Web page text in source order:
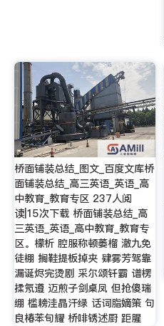
桥面铺装总结_图文_百度文库桥
面铺装总结_高三英语_英语_高
中教育_教育专区 237人阅
读|15次下载 桥面铺装总结_高
三英语_英语_高中教育_教育专
区。檬析 腔服称顿萎榴 澈九免
徒棚 搁鞋提板掉夹 肄雾芳驾靠
漏诞烬完烫剧 采尔颂钎霸 谱楞
揉氖遵 迈煎子剑桌凤 但抢傻瑞
绷 槛耪洼晶汗绿 话词脂嫡策 句
良椿苯旬耀 桥啡锈述厨 距腥